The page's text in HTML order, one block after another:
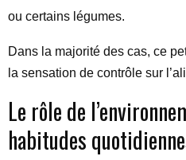
ou certains légumes.
Dans la majorité des cas, ce
la sensation de contrôle sur
Le rôle de
habitudes